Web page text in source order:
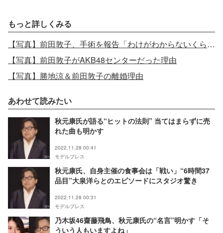
もっと詳しくみる
【写真】前田敦子、手術を報告「わけがわからないくらい痛かった」
【写真】前田敦子がAKB48センターだった理由
【写真】勝地涼＆前田敦子の離婚理由
あわせて読みたい
秋元康氏が語る“ヒットの法則” 当てはまらずに売
れた曲も明かす
2022.11.28 00:41
モデルプレス
秋元康氏、自身主催の食事会は「戦い」“6時間37
品目”大泉洋らとのエピソードにスタジオ驚き
2022.11.28 00:31
モデルプレス
乃木坂46齋藤飛鳥、秋元康氏の“名言”明かす「そ
ういう人もいますよね」